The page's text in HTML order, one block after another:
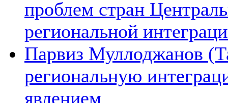
проблем стран
региональной
Парвиз Муллоджанов
региональную
явлением